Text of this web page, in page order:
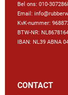
Bel ons: 010-
Email:
KvK-nummer:
BTW-NR:
IBAN: NL39 ABNA
CONTACT